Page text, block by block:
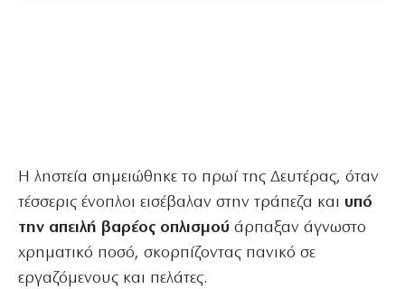
Η ληστεία σημειώθηκε το πρωί της Δευτέρας, όταν
τέσσερις ένοπλοι εισέβαλαν στην τράπεζα και υπό
την απειλή βαρέος οπλισμού άρπαξαν άγνωστο
χρηματικό ποσό, σκορπίζοντας πανικό σε
εργαζόμενους και πελάτες.